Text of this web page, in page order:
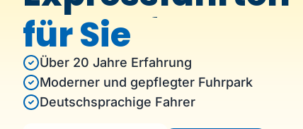
Kurierdienste
für Sie
Über 20 Jahre Erfahrung
Moderner und gepflegter Fuhrpark
Deutschsprachige Fahrer